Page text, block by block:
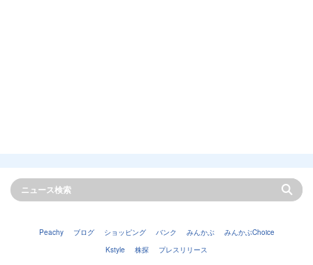
Peachy ブログ ショッピング バンク みんかぶ
みんかぶChoice
Kstyle
株探 プレスリリース